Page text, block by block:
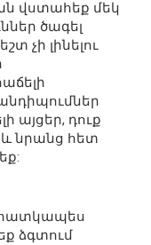
վստահեք մեկ
ծագել
չի լինելու
այցեր, դուք
և նրանց հետ
հատկապես
ձգտում